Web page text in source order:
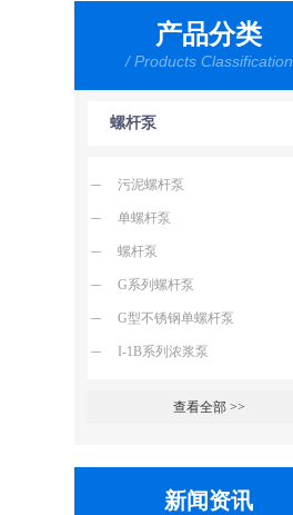
产品分类
/ Products Classification
螺杆泵
污泥螺杆泵
单螺杆泵
螺杆泵
G系列螺杆泵
G型不锈钢单螺杆泵
I-1B系列浓浆泵
查看全部 >>
新闻资讯